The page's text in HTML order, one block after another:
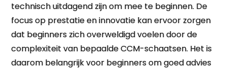
technisch uitdagend zijn om mee te beginnen. De
focus op prestatie en innovatie kan ervoor zorgen
dat beginners zich overweldigd voelen door de
complexiteit van bepaalde CCM-schaatsen. Het is
daarom belangrijk voor beginners om goed advies